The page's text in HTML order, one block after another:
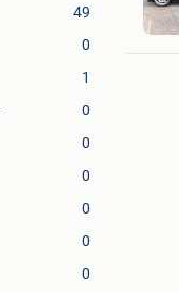
49
0
1
0
0
0
0
0
0